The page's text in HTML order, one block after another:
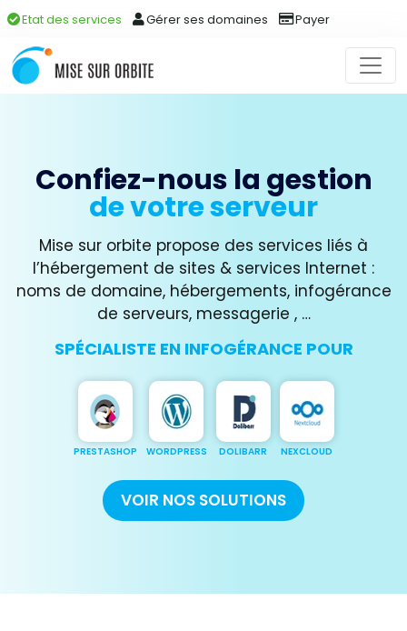
Etat des services Gérer ses domaines Payer
Confiez-nous la gestion
de votre serveur
Mise sur orbite propose des services liés à
l’hébergement de sites & services Internet :
noms de domaine, hébergements, infogérance
de serveurs, messagerie , …
SPÉCIALISTE EN INFOGÉRANCE POUR
PRESTASHOP WORDPRESS DOLIBARR NEXCLOUD
VOIR NOS SOLUTIONS